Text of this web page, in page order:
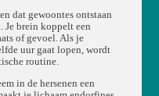
dat gewoontes ontstaan
Je brein koppelt een
of gevoel. Als je
uur gaat lopen, wordt
routine.
in de hersenen een